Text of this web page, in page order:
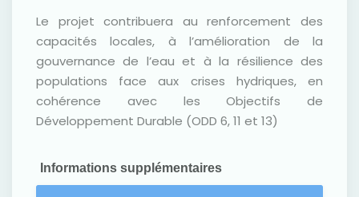
Le projet contribuera au renforcement des
capacités locales, à l’amélioration de la
gouvernance de l’eau et à la résilience des
populations face aux crises hydriques, en
cohérence avec les Objectifs de
Développement Durable (ODD 6, 11 et 13)
Informations supplémentaires